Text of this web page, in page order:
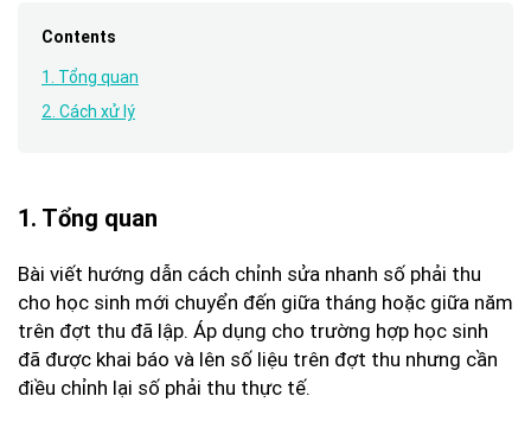
Contents
1. Tổng quan
2. Cách xử lý
1. Tổng quan
Bài viết hướng dẫn cách chỉnh sửa nhanh số phải thu
cho học sinh mới chuyển đến giữa tháng hoặc giữa năm
trên đợt thu đã lập. Áp dụng cho trường hợp học sinh
đã được khai báo và lên số liệu trên đợt thu nhưng cần
điều chỉnh lại số phải thu thực tế.